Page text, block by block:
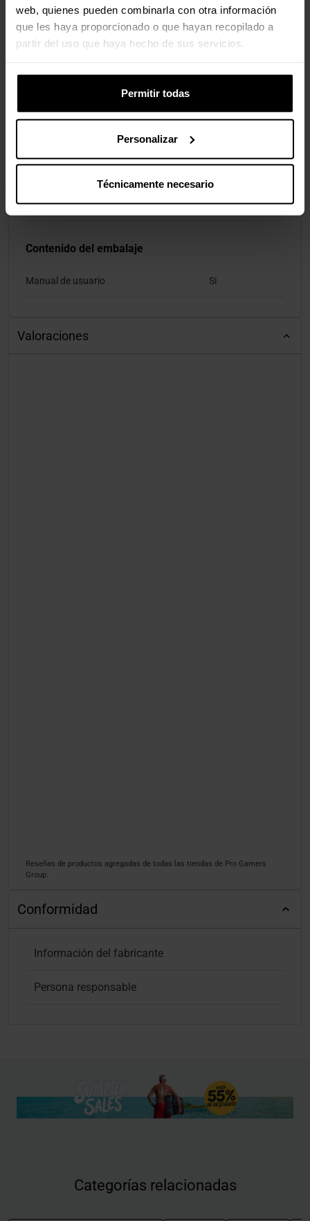
web, quienes pueden combinarla con otra información
que les haya proporcionado o que hayan recopilado a
partir del uso que haya hecho de sus servicios.
Permitir todas
Personalizar
Técnicamente necesario
Empaquetado
Ancho del paquete 120 mm
Tipo de embalaje Caja
Contenido del embalaje
Manual de usuario Si
Valoraciones
Reseñas de productos agregadas de todas las tiendas de Pro Gamers
Group.
Conformidad
Información del fabricante
Persona responsable
Categorías relacionadas